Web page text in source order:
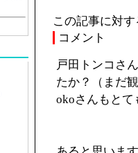
この記事に対
コメント
戸田トンコさ
たか？（まだ
okoさんもとて